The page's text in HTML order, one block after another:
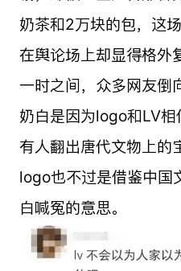
奶茶和2万块的包，这
在舆论场上却显得格外
一时之间，众多网友倒
奶白是因为logo和LV相
有人翻出唐代文物上的
logo也不过是借鉴中国
白喊冤的意思。